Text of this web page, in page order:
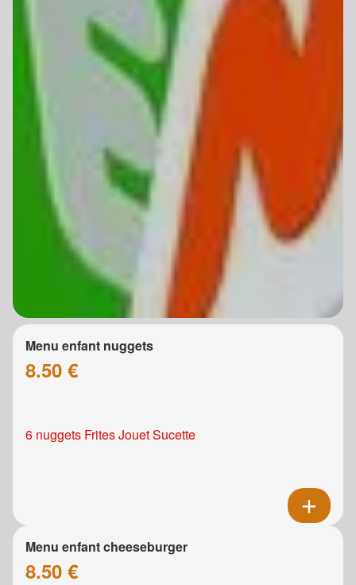
Menu enfant nuggets
8.50 €
6 nuggets Frites Jouet Sucette
Menu enfant cheeseburger
8.50 €